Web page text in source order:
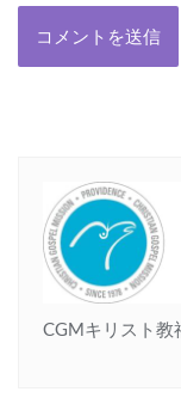
CGMキリスト教